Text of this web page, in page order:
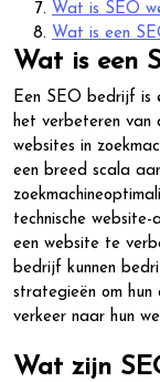
Wat is SEO
Wat is een
Wat is een
Een SEO bedrijf is
het verbeteren van
websites in
een breed scala
technische website-
een website te
bedrijf kunnen
strategieën om hun
verkeer naar hun
Wat zijn